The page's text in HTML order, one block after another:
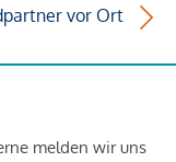
vor Ort
melden wir uns